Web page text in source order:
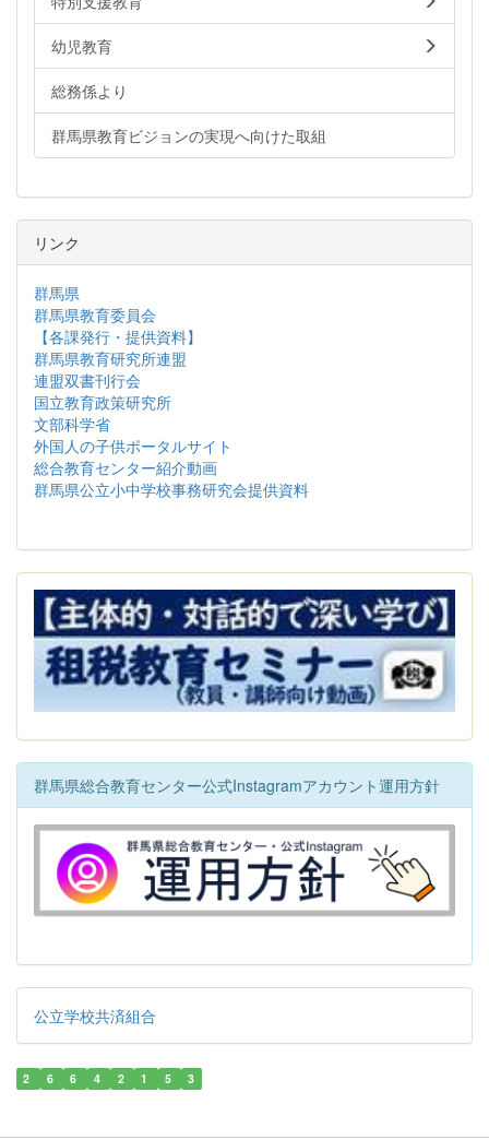
幼児教育
総務係より
群馬県教育ビジョンの実現へ向けた取組
リンク
群馬県
群馬県教育委員会
【各課発行・提供資料】
群馬県教育研究所連盟
連盟双書刊行会
国立教育政策研究所
文部科学省
外国人の子供ポータルサイト
総合教育センター紹介動画
群馬県公立小中学校事務研究会提供資料
群馬県総合教育センター公式Instagramアカウント運用方針
公立学校共済組合
2 6 6 4 2 1 5 3